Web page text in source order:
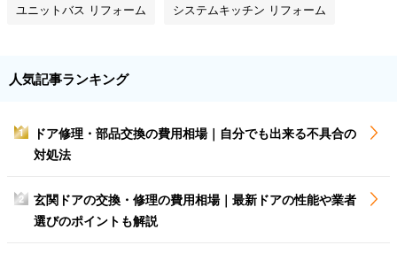
ユニットバス リフォーム システムキッチン リフォーム
人気記事ランキング
1
ドア修理・部品交換の費用相場｜自分でも出来る不具合の
対処法
2
玄関ドアの交換・修理の費用相場｜最新ドアの性能や業者
選びのポイントも解説